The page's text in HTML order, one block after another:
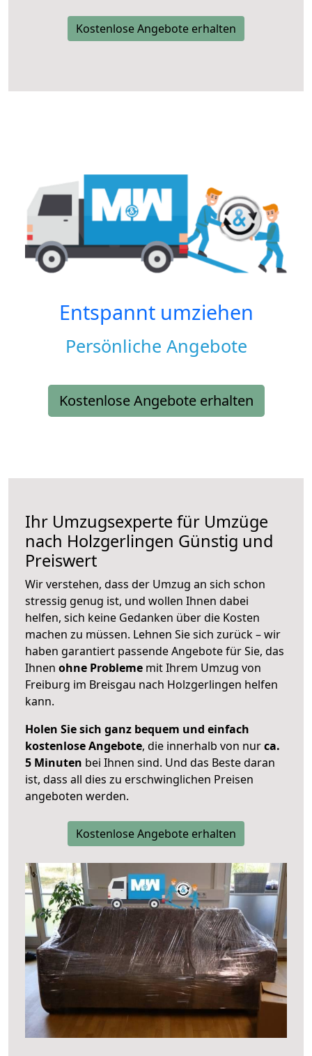
Kostenlose Angebote erhalten
Entspannt umziehen
Persönliche Angebote
Kostenlose Angebote erhalten
Ihr Umzugsexperte für Umzüge
nach Holzgerlingen Günstig und
Preiswert
Wir verstehen, dass der Umzug an sich schon
stressig genug ist, und wollen Ihnen dabei
helfen, sich keine Gedanken über die Kosten
machen zu müssen. Lehnen Sie sich zurück – wir
haben garantiert passende Angebote für Sie, das
Ihnen ohne Probleme mit Ihrem Umzug von
Freiburg im Breisgau nach Holzgerlingen helfen
kann.
Holen Sie sich ganz bequem und einfach
kostenlose Angebote, die innerhalb von nurca.
5 Minuten bei Ihnen sind. Und das Beste daran
ist, dass all dies zu erschwinglichen Preisen
angeboten werden.
Kostenlose Angebote erhalten